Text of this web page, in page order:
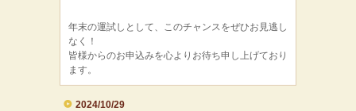
年末の運試しとして、このチャンスをぜひお見逃し
なく！
皆様からのお申込みを心よりお待ち申し上げており
ます。
2024/10/29